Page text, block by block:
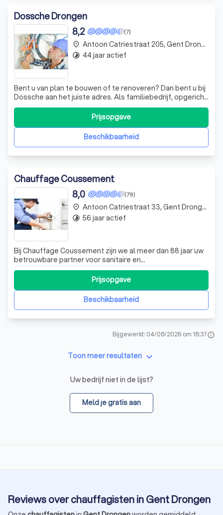
Dossche Drongen
(7)
8,2
Bent u van plan te bouwen of te renoveren? Dan bent u bij
Dossche aan het juiste adres. Als familiebedrijf, opgericht
in 1986, hebben we al drie generaties lang ervaring op de
werf. Onze vakmensen zijn veelzijdig en deskundig, klaar
om uw project in Drongen, Nevele, Merelbeke, Nazareth,
Sint-Amandsb
Beschikbaarheid
Prijsopgave
place Antoon Catriestraat 205, Gent Drongen
timelapse 44 jaar actief
Chauffage Coussement
(79)
8,0
Bij Chauffage Coussement zijn we al meer dan 88 jaar uw
betrouwbare partner voor sanitaire en
verwarmingssystemen. Onze jarenlange ervaring en
productkennis, opgedaan in de meest uiteenlopende
situaties, garanderen een vlekkeloze uitvoering van uw
project, van ruw werk tot de kleinste details. Of uw
Beschikbaarheid
Prijsopgave
place Antoon Catriestraat 33, Gent Drongen
timelapse 56 jaar actief
Bijgewerkt: 04/08/2026 om 18:37info
Toon meer resultaten keyboard_arrow_down
Uw bedrijf niet in de lijst?
Meld je gratis aan
Reviews over chauffagisten in Gent Drongen